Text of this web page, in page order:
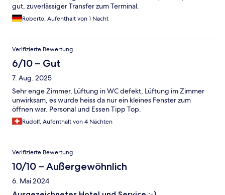
gut, zuverlässiger Transfer zum Terminal.
Roberto, Aufenthalt von 1 Nacht
Verifizierte Bewertung
6/10 – Gut
7. Aug. 2025
Sehr enge Zimmer, Lüftung in WC defekt, Lüftung im Zimmer
unwirksam, es wurde heiss da nur ein kleines Fenster zum
öffnen war. Personal und Essen Tipp Top.
Rudolf, Aufenthalt von 4 Nächten
Verifizierte Bewertung
10/10 – Außergewöhnlich
6. Mai 2024